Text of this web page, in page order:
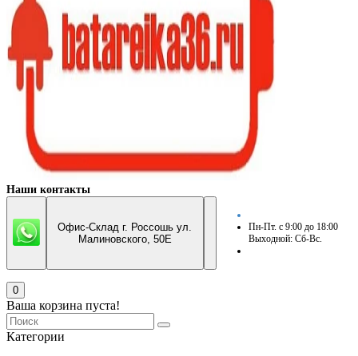
Наши контакты
Офис-Склад г. Россошь ул.
Малиновского, 50Е
Пн-Пт. с 9:00 до 18:00
Выходной: Сб-Вс.
0
Ваша корзина пуста!
Категории